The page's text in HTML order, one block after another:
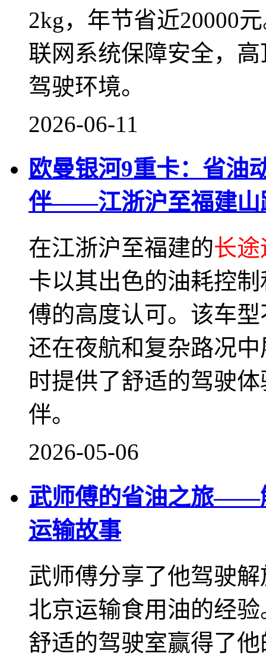
2kg，年节省近20000
联网系统保障安全，
驾驶环境。
2026-06-11
欧曼银河9重卡：省油
伴——江浙沪至福建山
在江浙沪至福建的长
卡以其出色的油耗控
傅的高度认可。该车
还在夜航和复杂路况
时提供了舒适的驾驶
伴。
2026-05-06
武师傅的省油之旅——
运输故事
武师傅分享了他驾驶
北京运输食用油的经
舒适的驾驶室赢得了